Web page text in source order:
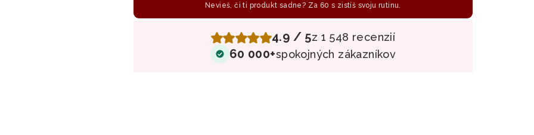
Nevieš, či ti produkt sadne? Za 60 s zistíš svoju rutinu.
4.9 / 5z 1 548 recenzií
60 000+spokojných zákazníkov